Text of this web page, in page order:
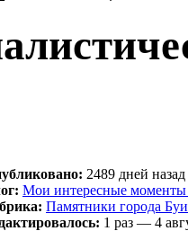
2489 дней
Мои интересные
Памятники города
1 раз — 4